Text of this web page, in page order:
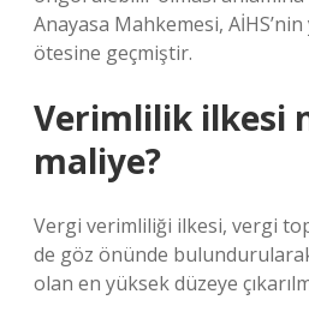
Anayasa Mahkemesi, AİHS’nin
ötesine geçmiştir.
Verimlilik ilkesi
maliye?
Vergi verimliliği ilkesi, vergi
de göz önünde
olan en yüksek düzeye